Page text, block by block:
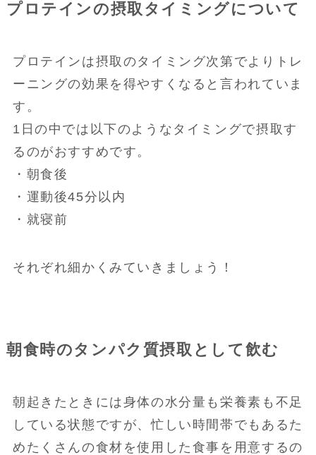
プロテインの摂取タイミングについて
プロテインは摂取のタイミング次第でよりトレ
ーニングの効果を得やすくなると言われていま
す。
1日の中では以下のようなタイミングで摂取す
るのがおすすめです。
・朝食後
・運動後45分以内
・就寝前
それぞれ細かくみていきましょう！
朝食時のタンパク質摂取として飲む
朝起きたときには身体の水分量も栄養素も不足
している状態ですが、忙しい時間帯でもあるた
めたくさんの食材を使用した食事を用意するの